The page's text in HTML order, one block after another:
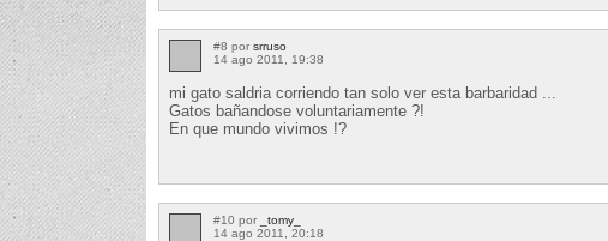
#8 por srruso
14 ago 2011, 19:38
mi gato saldria corriendo tan solo ver esta barbaridad ...
Gatos bañandose voluntariamente ?!
En que mundo vivimos !?
#10 por
_tomy_
14 ago 2011, 20:18